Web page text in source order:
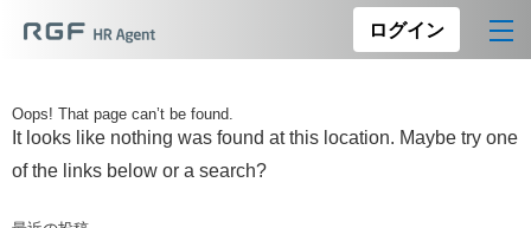
ログイン
Oops! That page can’t be found.
It looks like nothing was found at this location. Maybe try one
of the links below or a search?